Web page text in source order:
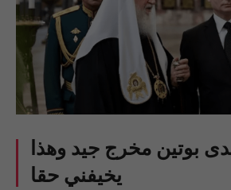
بوتين مخرج جيد وهذا
يخيفني حقا